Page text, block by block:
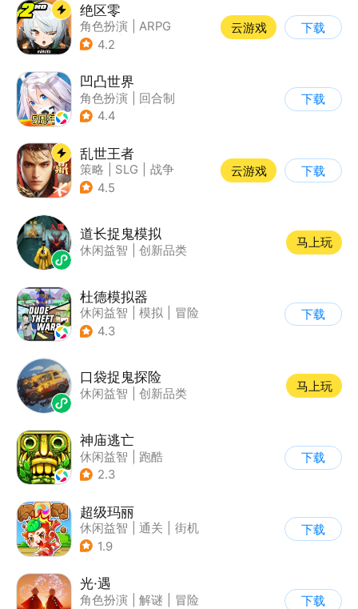
绝区零
角色扮演
ARPG
| 冒险
4.2
云游戏 下载
凹凸世界
角色扮演
回合制
| 动漫改编
4.4
下载
乱世王者
策略 SLG
战争
| 中国风
4.5
云游戏 下载
道长捉鬼模拟
休闲益智 创新品类
马上玩
杜德模拟器
休闲益智 模拟
冒险
| 写实
4.3
下载
口袋捉鬼探险
休闲益智 创新品类
马上玩
神庙逃亡
休闲益智
跑酷
| 欧美风
2.3
下载
超级玛丽
休闲益智 通关
街机
| 儿童游戏
1.9
下载
光·遇
角色扮演 解谜
冒险
下载